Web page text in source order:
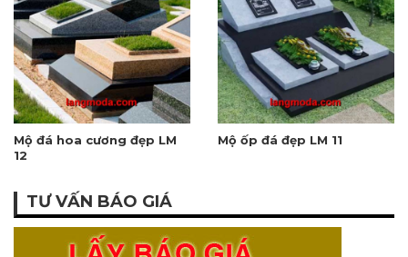
Mộ đá hoa cương đẹp LM
12
Mộ ốp đá đẹp LM 11
TƯ VẤN BÁO GIÁ